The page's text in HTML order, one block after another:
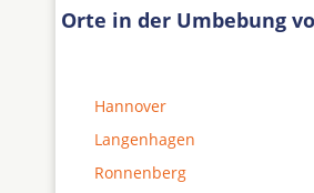
Orte in der Umbebung
Hannover
Langenhagen
Ronnenberg